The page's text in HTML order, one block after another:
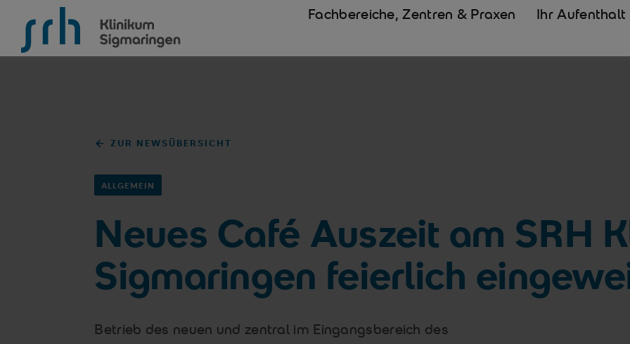
Fachbereiche, Zentren & Praxen Ihr Aufenthalt
ZUR NEWSÜBERSICHT
ALLGEMEIN
Neues Café Auszeit am SRH
Sigmaringen feierlich
Betrieb des neuen und zentral im Eingangsbereich des